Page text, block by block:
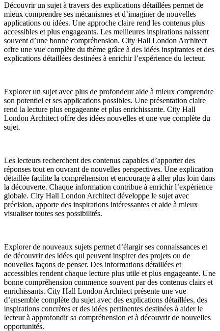
Découvrir un sujet à travers des explications détaillées permet de
mieux comprendre ses mécanismes et d’imaginer de nouvelles
applications ou idées. Une approche claire rend les contenus plus
accessibles et plus engageants. Les meilleures inspirations naissent
souvent d’une bonne compréhension. City Hall London Architect
offre une vue complète du thème grâce à des idées inspirantes et des
explications détaillées destinées à enrichir l’expérience du lecteur.
Explorer un sujet avec plus de profondeur aide à mieux comprendre
son potentiel et ses applications possibles. Une présentation claire
rend la lecture plus engageante et plus enrichissante. City Hall
London Architect offre des idées nouvelles et une vue complète du
sujet.
Les lecteurs recherchent des contenus capables d’apporter des
réponses tout en ouvrant de nouvelles perspectives. Une explication
détaillée facilite la compréhension et encourage à aller plus loin dans
la découverte. Chaque information contribue à enrichir l’expérience
globale. City Hall London Architect développe le sujet avec
précision, apporte des inspirations intéressantes et aide à mieux
visualiser toutes ses possibilités.
Explorer de nouveaux sujets permet d’élargir ses connaissances et
de découvrir des idées qui peuvent inspirer des projets ou de
nouvelles façons de penser. Des informations détaillées et
accessibles rendent chaque lecture plus utile et plus engageante. Une
bonne compréhension commence souvent par des contenus clairs et
enrichissants. City Hall London Architect présente une vue
d’ensemble complète du sujet avec des explications détaillées, des
inspirations concrètes et des idées pertinentes destinées à aider le
lecteur à approfondir sa compréhension et à découvrir de nouvelles
opportunités.